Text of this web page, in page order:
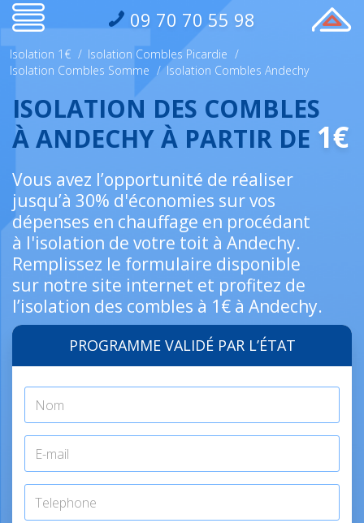
09 70 70 55 98
Isolation 1€ / Isolation Combles Picardie /
Isolation Combles Somme / Isolation Combles Andechy
ISOLATION DES COMBLES
À ANDECHY À PARTIR DE 1€
Vous avez l’opportunité de réaliser
jusqu’à 30% d'économies sur vos
dépenses en chauffage en procédant
à l'isolation de votre toit à Andechy.
Remplissez le formulaire disponible
sur notre site internet et profitez de
l’isolation des combles à 1€ à Andechy.
PROGRAMME VALIDÉ PAR L’ÉTAT